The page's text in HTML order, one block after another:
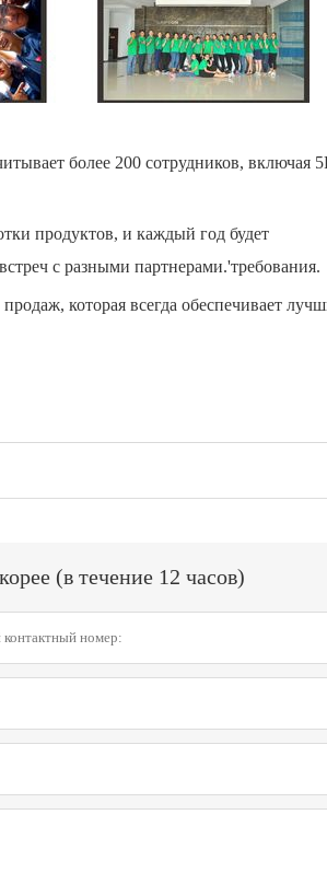
более 200 сотрудников, включая
продуктов, и каждый год будет
с разными партнерами.'требования.
которая всегда обеспечивает
(в течение 12 часов)